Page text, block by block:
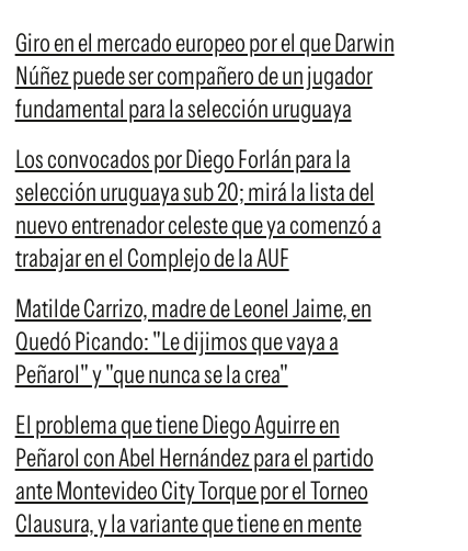
Giro en el mercado europeo por el que Darwin
Núñez puede ser compañero de un jugador
fundamental para la selección uruguaya
Los convocados por Diego Forlán para la
selección uruguaya sub 20; mirá la lista del
nuevo entrenador celeste que ya comenzó a
trabajar en el Complejo de la AUF
Matilde Carrizo, madre de Leonel Jaime, en
Quedó Picando: "Le dijimos que vaya a
Peñarol" y "que nunca se la crea"
El problema que tiene Diego Aguirre en
Peñarol con Abel Hernández para el partido
ante Montevideo City Torque por el Torneo
Clausura, y la variante que tiene en mente